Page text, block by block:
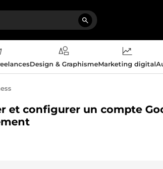
Design & GraphismeMarketing digital
et configurer un compte